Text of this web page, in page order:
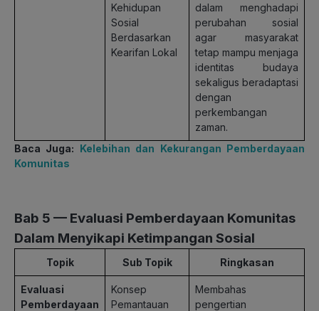
Kehidupan
Sosial
Berdasarkan
Kearifan Lokal
dalam menghadapi
perubahan sosial
agar masyarakat
tetap mampu menjaga
identitas budaya
sekaligus beradaptasi
dengan
perkembangan
zaman.
Baca Juga: Kelebihan dan Kekurangan Pemberdayaan
Komunitas
Bab 5 — Evaluasi Pemberdayaan Komunitas
Dalam Menyikapi Ketimpangan Sosial
Topik Sub Topik Ringkasan
Evaluasi
Pemberdayaan
Konsep
Pemantauan
Membahas
pengertian